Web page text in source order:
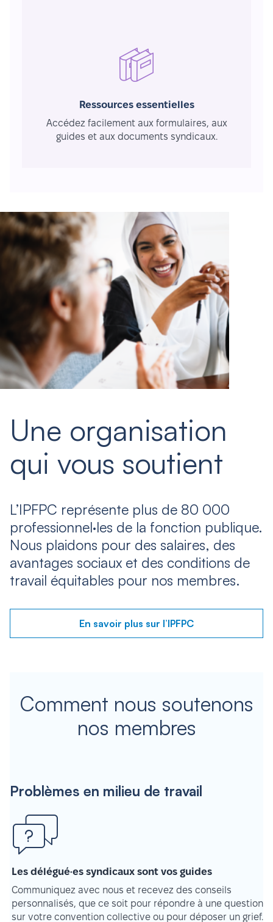
Ressources essentielles
Accédez facilement aux formulaires, aux
guides et aux documents syndicaux.
Une organisation
qui vous soutient
L’IPFPC représente plus de 80 000
professionnel·les de la fonction publique.
Nous plaidons pour des salaires, des
avantages sociaux et des conditions de
travail équitables pour nos membres.
En savoir plus sur l’IPFPC
Comment nous soutenons
nos membres
Problèmes en milieu de travail
Les délégué·es syndicaux sont vos guides
Communiquez avec nous et recevez des conseils
personnalisés, que ce soit pour répondre à une question
sur votre convention collective ou pour déposer un grief.